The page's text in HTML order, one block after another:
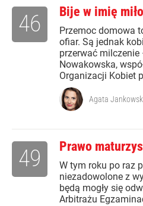
Bije w imię
Przemoc domowa
ofiar. Są jednak
przerwać
Nowakowska,
Organizacji Kobiet
46
Agata
Prawo
W tym roku po raz
niezadowolone z
będą mogły się
Arbitrażu
49